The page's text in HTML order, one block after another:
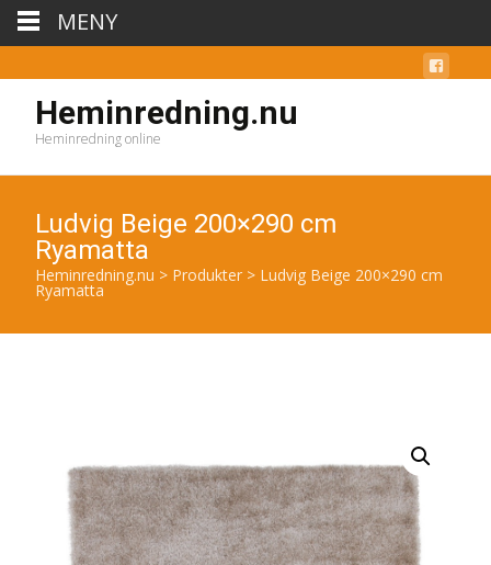
Heminredning.nu
Heminredning online
Ludvig Beige 200×290 cm
Ryamatta
Heminredning.nu > Produkter > Ludvig Beige 200×290 cm
Ryamatta
MENY